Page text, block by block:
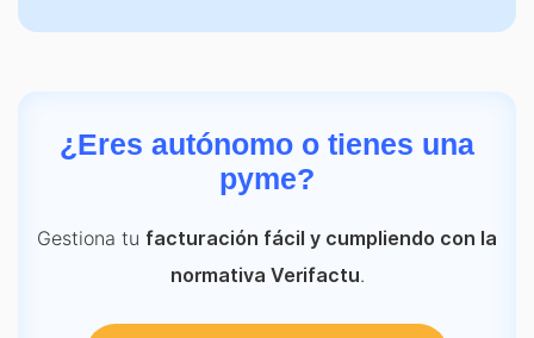
¿Eres autónomo o tienes una
pyme?
Gestiona tu facturación fácil y cumpliendo con la
normativa Verifactu.